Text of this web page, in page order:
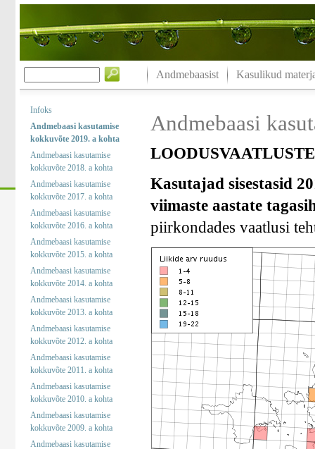
Andmebaasist Kasulikud
Infoks
Andmebaasi kasutamise
kokkuvõte 2019. a kohta
Andmebaasi kasutamise
kokkuvõte 2018. a kohta
Andmebaasi kasutamise
kokkuvõte 2017. a kohta
Andmebaasi kasutamise
kokkuvõte 2016. a kohta
Andmebaasi kasutamise
kokkuvõte 2015. a kohta
Andmebaasi kasutamise
kokkuvõte 2014. a kohta
Andmebaasi kasutamise
kokkuvõte 2013. a kohta
Andmebaasi kasutamise
kokkuvõte 2012. a kohta
Andmebaasi kasutamise
kokkuvõte 2011. a kohta
Andmebaasi kasutamise
kokkuvõte 2010. a kohta
Andmebaasi kasutamise
kokkuvõte 2009. a kohta
Andmebaasi kasutamise
Andmebaasi
Kasutajad sisestasid
viimaste aastate
piirkondades vaatlusi